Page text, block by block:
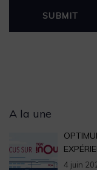
A la une
4 juin
Archives